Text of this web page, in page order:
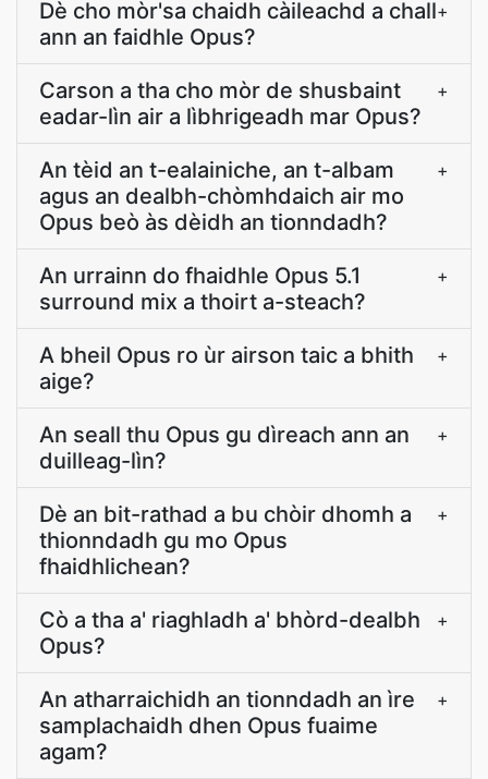
Dè cho mòr'sa chaidh càileachd a chall
ann an faidhle Opus?
+
Carson a tha cho mòr de shusbaint
eadar-lìn air a lìbhrigeadh mar Opus?
+
An tèid an t-ealainiche, an t-albam
agus an dealbh-chòmhdaich air mo
Opus beò às dèidh an tionndadh?
+
An urrainn do fhaidhle Opus 5.1
surround mix a thoirt a-steach?
+
A bheil Opus ro ùr airson taic a bhith
aige?
+
An seall thu Opus gu dìreach ann an
duilleag-lìn?
+
Dè an bit-rathad a bu chòir dhomh a
thionndadh gu mo Opus
fhaidhlichean?
+
Cò a tha a' riaghladh a' bhòrd-dealbh
Opus?
+
An atharraichidh an tionndadh an ìre
samplachaidh dhen Opus fuaime
agam?
+